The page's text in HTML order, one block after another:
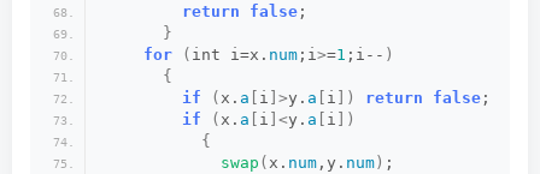
return
false ;
}
for
( int i=x. num ;i>=1 ;i-- )
{
if
( x. a i ]>y. a i ]) return false ;
if
( x. a i ]<y. a i ])
{
swap ( x. num ,y. num ) ;